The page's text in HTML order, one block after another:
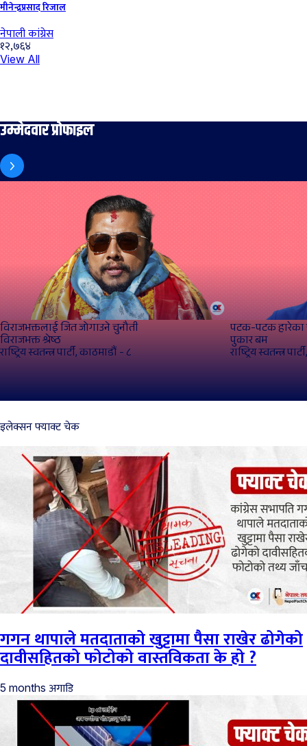
मीनेन्द्रप्रसाद रिजाल
नेपाली कांग्रेस
१२,७६४
View All
उम्मेदवार प्रोफाइल
विराजभक्तलाई जित जोगाउने चुनौती
विराजभक्त श्रेष्ठ
राष्ट्रिय स्वतन्त्र पार्टी, काठमाडौं - ८
पटक-पटक हारेका
पुकार बम
राष्ट्रिय स्वतन्त्र
इलेक्सन फ्याक्ट चेक
गगन थापाले मतदाताको खुट्टामा पैसा राखेर ढोगेको
दावीसहितको फोटोको वास्तविकता के हो ?
5 months अगाडि